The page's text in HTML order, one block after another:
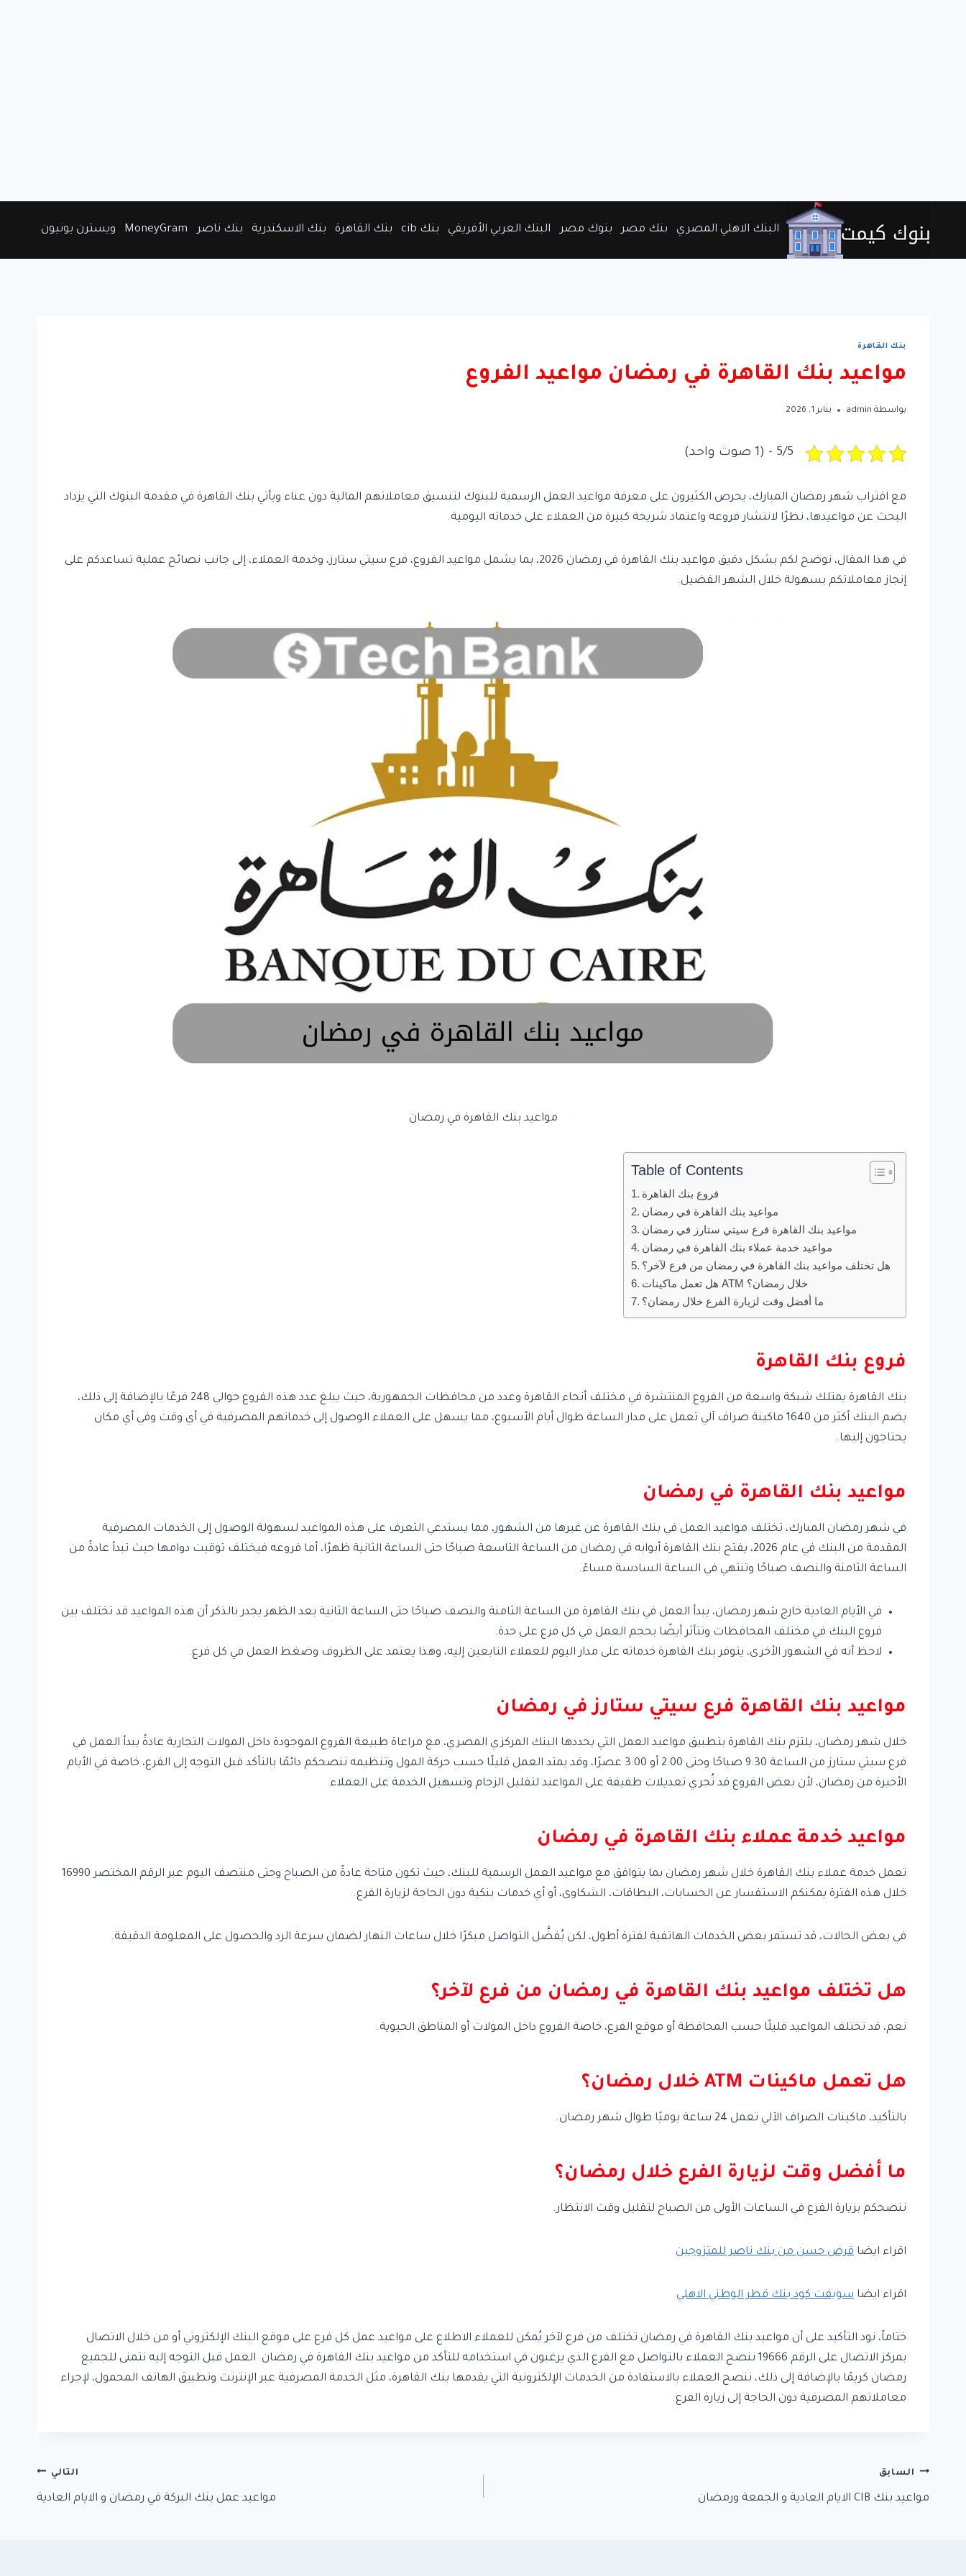
البنك الاهلي المصري بنك مصر بنوك مصر البنك العربي الأفريقي بنك cib بنك القاهرة بنك الاسكندرية بنك ناصر MoneyGram ويسترن يونيون
بنك القاهرة
مواعيد بنك القاهرة في رمضان مواعيد الفروع
بواسطة admin يناير 1, 2026
5/5 - (1 صوت واحد)
مع اقتراب شهر رمضان المبارك، يحرص الكثيرون على معرفة مواعيد العمل الرسمية للبنوك لتنسيق معاملاتهم المالية دون عناء ويأتي بنك القاهرة في مقدمة البنوك التي يزداد
البحث عن مواعيدها، نظرًا لانتشار فروعه واعتماد شريحة كبيرة من العملاء على خدماته اليومية.
في هذا المقال، نوضح لكم بشكل دقيق مواعيد بنك القاهرة في رمضان 2026، بما يشمل مواعيد الفروع، فرع سيتي ستارز، وخدمة العملاء، إلى جانب نصائح عملية تساعدكم على
إنجاز معاملاتكم بسهولة خلال الشهر الفضيل.
مواعيد بنك القاهرة في رمضان
Table of Contents
فروع بنك القاهرة
مواعيد بنك القاهرة في رمضان
مواعيد بنك القاهرة فرع سيتي ستارز في رمضان
مواعيد خدمة عملاء بنك القاهرة في رمضان
هل تختلف مواعيد بنك القاهرة في رمضان من فرع لآخر؟
هل تعمل ماكينات ATM خلال رمضان؟
ما أفضل وقت لزيارة الفرع خلال رمضان؟
فروع بنك القاهرة
بنك القاهرة يمتلك شبكة واسعة من الفروع المنتشرة في مختلف أنحاء القاهرة وعدد من محافظات الجمهورية، حيث يبلغ عدد هذه الفروع حوالي 248 فرعًا بالإضافة إلى ذلك،
يضم البنك أكثر من 1640 ماكينة صراف آلي تعمل على مدار الساعة طوال أيام الأسبوع، مما يسهل على العملاء الوصول إلى خدماتهم المصرفية في أي وقت وفي أي مكان
يحتاجون إليها.
مواعيد بنك القاهرة في رمضان
في شهر رمضان المبارك، تختلف مواعيد العمل في بنك القاهرة عن غيرها من الشهور، مما يستدعي التعرف على هذه المواعيد لسهولة الوصول إلى الخدمات المصرفية
المقدمة من البنك في عام 2026، يفتح بنك القاهرة أبوابه في رمضان من الساعة التاسعة صباحًا حتى الساعة الثانية ظهرًا، أما فروعه فيختلف توقيت دوامها حيث تبدأ عادةً من
الساعة الثامنة والنصف صباحًا وتنتهي في الساعة السادسة مساءً.
في الأيام العادية خارج شهر رمضان، يبدأ العمل في بنك القاهرة من الساعة الثامنة والنصف صباحًا حتى الساعة الثانية بعد الظهر يجدر بالذكر أن هذه المواعيد قد تختلف بين
فروع البنك في مختلف المحافظات وتتأثر أيضًا بحجم العمل في كل فرع على حدة.
لاحظ أنه في الشهور الأخرى، يتوفر بنك القاهرة خدماته على مدار اليوم للعملاء التابعين إليه، وهذا يعتمد على الظروف وضغط العمل في كل فرع.
مواعيد بنك القاهرة فرع سيتي ستارز في رمضان
خلال شهر رمضان، يلتزم بنك القاهرة بتطبيق مواعيد العمل التي يحددها البنك المركزي المصري، مع مراعاة طبيعة الفروع الموجودة داخل المولات التجارية عادةً يبدأ العمل في
فرع سيتي ستارز من الساعة 9:30 صباحًا وحتى 2:00 أو 3:00 عصرًا، وقد يمتد العمل قليلًا حسب حركة المول وتنظيمه ننصحكم دائمًا بالتأكد قبل التوجه إلى الفرع، خاصة في الأيام
الأخيرة من رمضان، لأن بعض الفروع قد تُجري تعديلات طفيفة على المواعيد لتقليل الزحام وتسهيل الخدمة على العملاء.
مواعيد خدمة عملاء بنك القاهرة في رمضان
تعمل خدمة عملاء بنك القاهرة خلال شهر رمضان بما يتوافق مع مواعيد العمل الرسمية للبنك، حيث تكون متاحة عادةً من الصباح وحتى منتصف اليوم عبر الرقم المختصر 16990
خلال هذه الفترة يمكنكم الاستفسار عن الحسابات، البطاقات، الشكاوى، أو أي خدمات بنكية دون الحاجة لزيارة الفرع.
في بعض الحالات، قد تستمر بعض الخدمات الهاتفية لفترة أطول، لكن يُفضَّل التواصل مبكرًا خلال ساعات النهار لضمان سرعة الرد والحصول على المعلومة الدقيقة.
هل تختلف مواعيد بنك القاهرة في رمضان من فرع لآخر؟
نعم، قد تختلف المواعيد قليلًا حسب المحافظة أو موقع الفرع، خاصة الفروع داخل المولات أو المناطق الحيوية.
هل تعمل ماكينات ATM خلال رمضان؟
بالتأكيد، ماكينات الصراف الآلي تعمل 24 ساعة يوميًا طوال شهر رمضان.
ما أفضل وقت لزيارة الفرع خلال رمضان؟
ننصحكم بزيارة الفرع في الساعات الأولى من الصباح لتقليل وقت الانتظار.
اقراء ايضا قرض حسن من بنك ناصر للمتزوجين
اقراء ايضا سويفت كود بنك قطر الوطني الاهلي
ختاماً، نود التأكيد على أن مواعيد بنك القاهرة في رمضان تختلف من فرع لآخر يُمكن للعملاء الاطلاع على مواعيد عمل كل فرع على موقع البنك الإلكتروني أو من خلال الاتصال
بمركز الاتصال على الرقم 19666 ننصح العملاء بالتواصل مع الفرع الذي يرغبون في استخدامه للتأكد من مواعيد بنك القاهرة في رمضان العمل قبل التوجه إليه نتمنى للجميع
رمضان كريمًا بالإضافة إلى ذلك، ننصح العملاء بالاستفادة من الخدمات الإلكترونية التي يقدمها بنك القاهرة، مثل الخدمة المصرفية عبر الإنترنت وتطبيق الهاتف المحمول، لإجراء
معاملاتهم المصرفية دون الحاجة إلى زيارة الفرع.
تصفّح
المقالات
السابق
مواعيد بنك CIB الايام العادية و الجمعة ورمضان
التالي
مواعيد عمل بنك البركة في رمضان و الايام العادية